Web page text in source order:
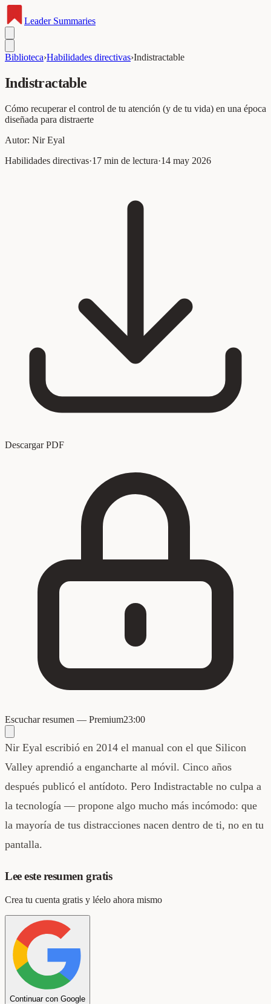
LeaderSummaries
Biblioteca›Habilidades directivas›Indistractable
Indistractable
Cómo recuperar el control de tu atención (y de tu vida) en una época
diseñada para distraerte
Autor: Nir Eyal
Habilidades directivas·17 min de lectura·14 may 2026
Descargar PDF
Escuchar resumen — Premium23:00
Nir Eyal escribió en 2014 el manual con el que Silicon
Valley aprendió a engancharte al móvil. Cinco años
después publicó el antídoto. Pero Indistractable no culpa a
la tecnología — propone algo mucho más incómodo: que
la mayoría de tus distracciones nacen dentro de ti, no en tu
pantalla.
Lee este resumen gratis
Crea tu cuenta gratis y léelo ahora mismo
Continuar con Google